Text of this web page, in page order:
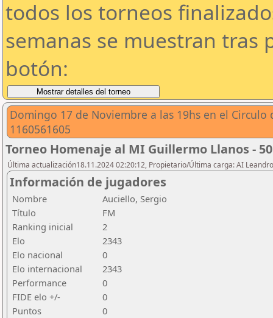
todos los torneos
semanas se muestran tras
botón:
Domingo 17 de Noviembre a las 19hs en el Circulo
1160561605
Torneo Homenaje al MI Guillermo Llanos -
Última actualización18.11.2024 02:20:12, Propietario/Última carga: AI
Información de jugadores
Nombre
Auciello, Sergio
Título
FM
Ranking inicial
2
Elo
2343
Elo nacional
0
Elo internacional
2343
Performance
0
FIDE elo +/-
0
Puntos
0